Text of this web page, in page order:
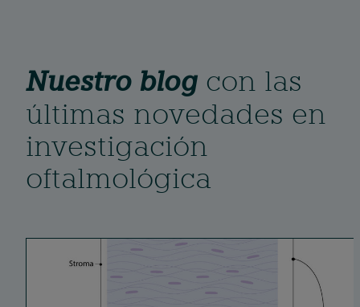
Nuestro blog con las
últimas novedades en
investigación
oftalmológica